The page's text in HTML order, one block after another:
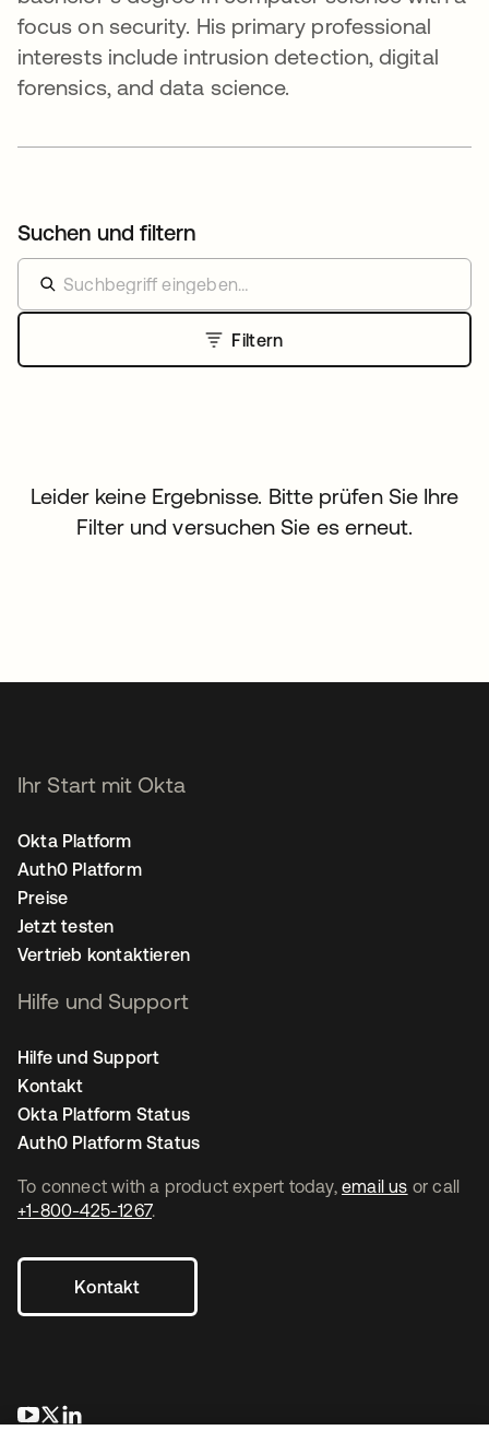
focus on security. His primary professional
interests include intrusion detection, digital
forensics, and data science.
Suchen und filtern
Filtern
Leider keine Ergebnisse. Bitte prüfen Sie Ihre
Filter und versuchen Sie es erneut.
To connect with a product expert today, email us or call
+1-800-425-1267.
Kontakt
wird in einer neuen Registerkarte geöffnet
wird in einer neuen Registerkarte geöffnet
Ihr Start mit Okta
Okta Platform
Auth0 Platform
Preise
Jetzt testen
Vertrieb kontaktieren
Hilfe und Support
Hilfe und Support
Kontakt
Okta Platform Status
Auth0 Platform Status